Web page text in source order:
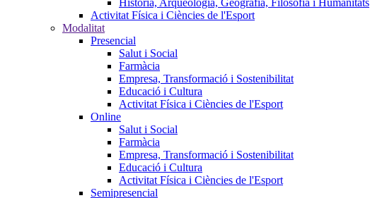
Història, Arqueologia, Geografia, Filosofia i Humanitats
Activitat Física i Ciències de l'Esport
Modalitat
Presencial
Salut i Social
Farmàcia
Empresa, Transformació i Sostenibilitat
Educació i Cultura
Activitat Física i Ciències de l'Esport
Online
Salut i Social
Farmàcia
Empresa, Transformació i Sostenibilitat
Educació i Cultura
Activitat Física i Ciències de l'Esport
Semipresencial